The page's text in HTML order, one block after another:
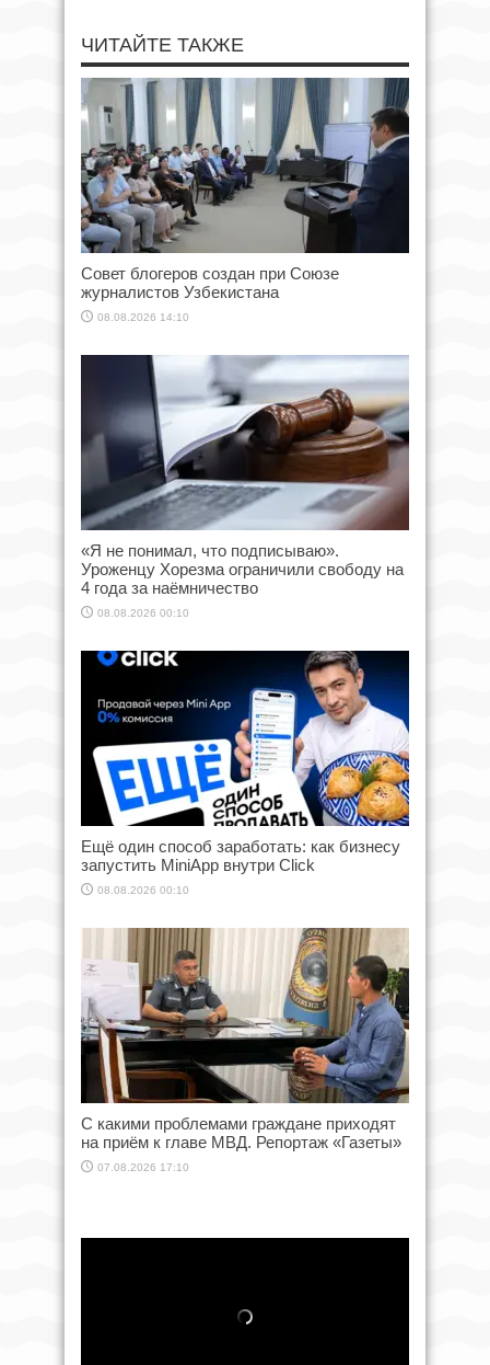
ЧИТАЙТЕ ТАКЖЕ
Совет блогеров создан при Союзе
журналистов Узбекистана
08.08.2026 14:10
«Я не понимал, что подписываю».
Уроженцу Хорезма ограничили свободу на
4 года за наёмничество
08.08.2026 00:10
Ещё один способ заработать: как бизнесу
запустить MiniApp внутри Click
08.08.2026 00:10
С какими проблемами граждане приходят
на приём к главе МВД. Репортаж «Газеты»
07.08.2026 17:10